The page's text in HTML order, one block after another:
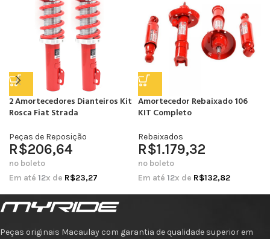
2 Amortecedores Dianteiros Kit
Rosca Fiat Strada
Peças de Reposição
R$206,64
no boleto
Em até 12x de R$23,27
Amortecedor Rebaixado 106
KIT Completo
Rebaixados
R$1.179,32
no boleto
Em até 12x de R$132,82
Peças originais Macaulay com garantia de qualidade superior em